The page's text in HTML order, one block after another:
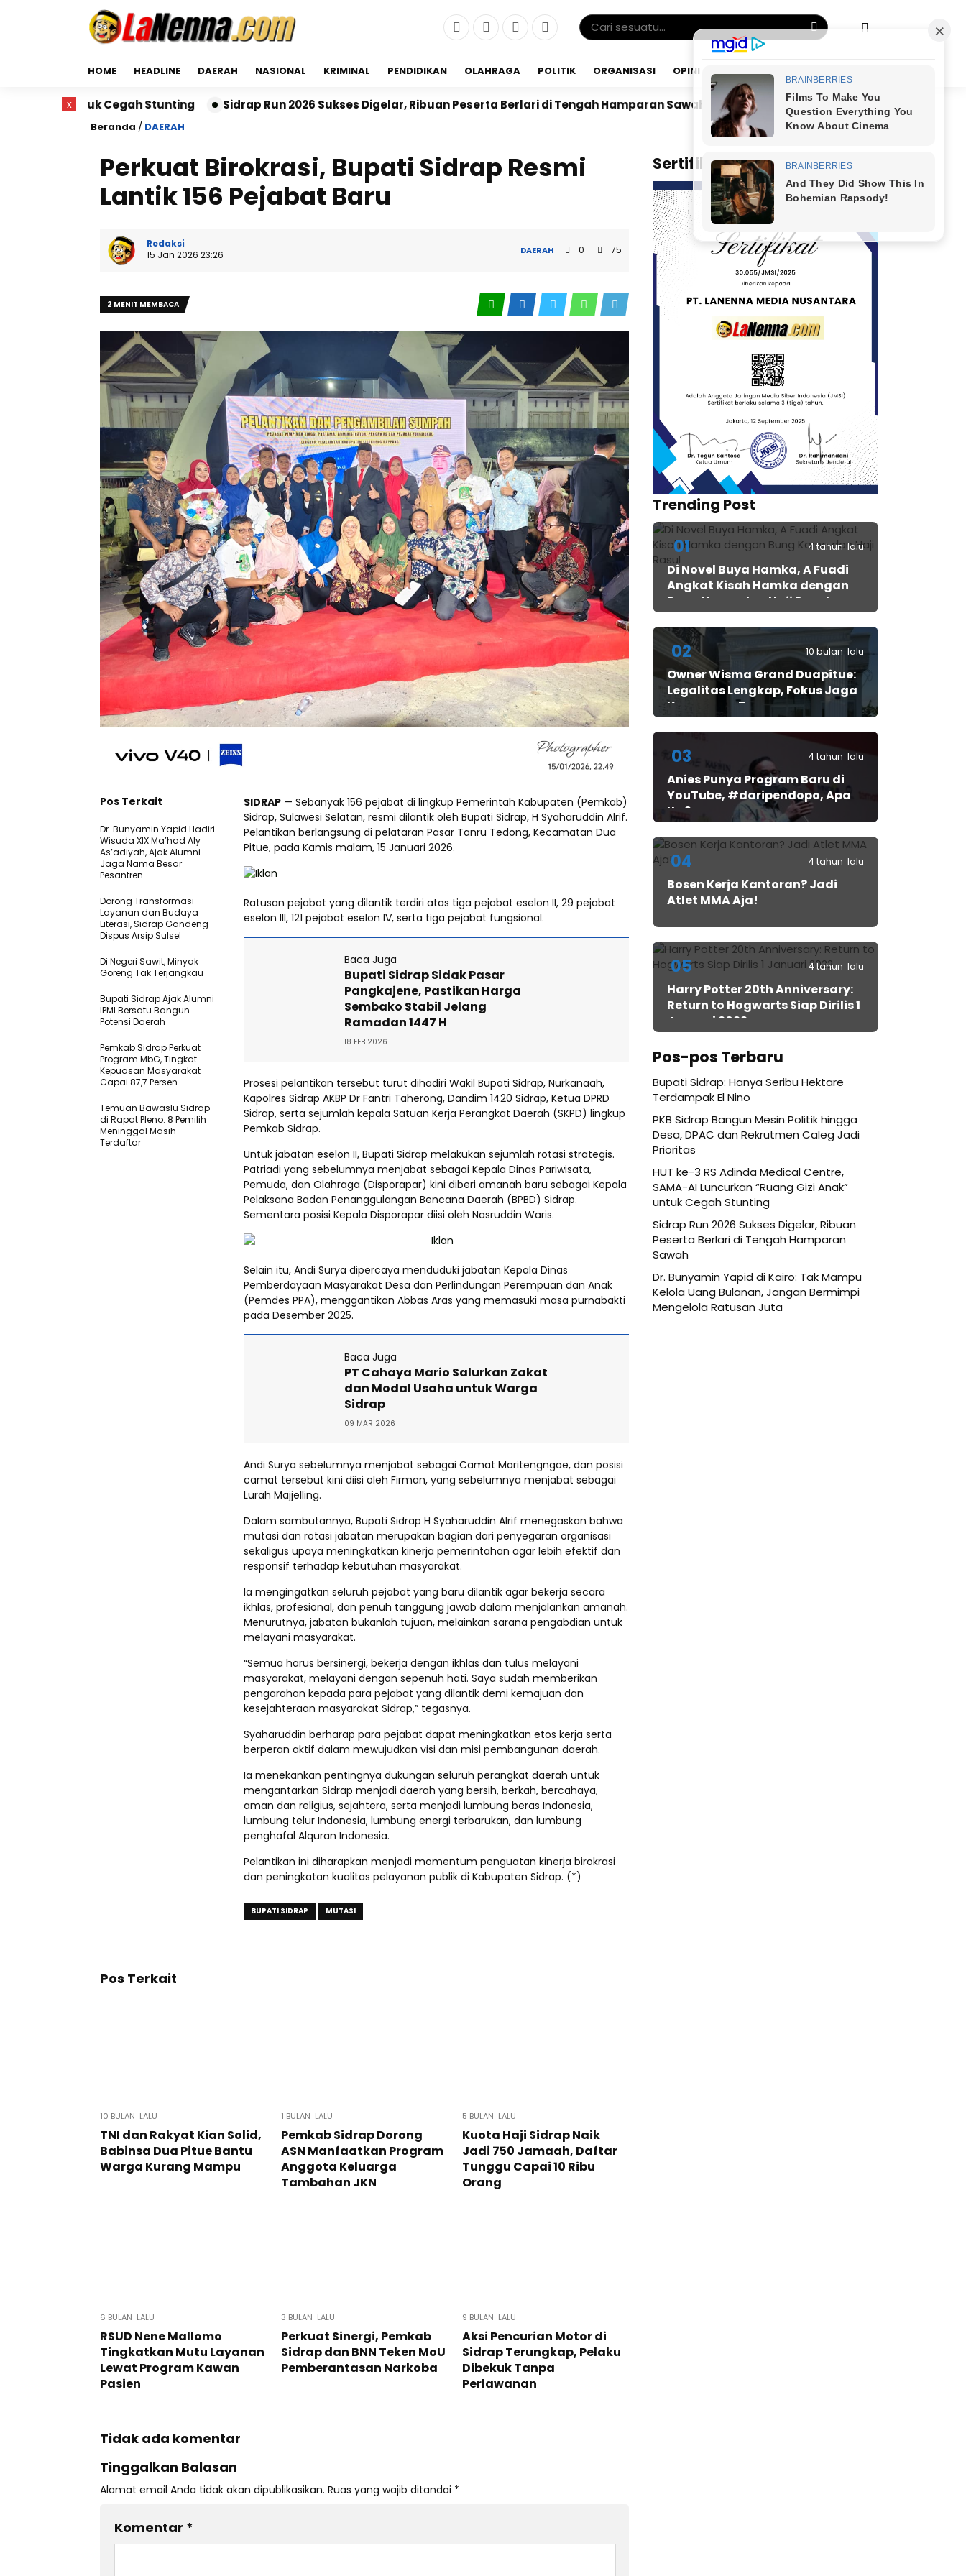
HOME HEADLINE DAERAH NASIONAL KRIMINAL PENDIDIKAN OLAHRAGA POLITIK ORGANISASI OPINI
Cegah Stunting Sidrap Run 2026 Sukses Digelar, Ribuan Peserta Berlari di Tengah Hamparan Sawah Dr. Bunyamin Yapid di Kairo: Tak Mampu Kelola
Beranda / DAERAH
Perkuat Birokrasi, Bupati Sidrap Resmi
Lantik 156 Pejabat Baru
Redaksi
15 Jan 2026 23:26
DAERAH 0 75
2 MENIT MEMBACA
SIDRAP — Sebanyak 156 pejabat di lingkup Pemerintah Kabupaten (Pemkab)
Sidrap, Sulawesi Selatan, resmi dilantik oleh Bupati Sidrap, H Syaharuddin Alrif.
Pelantikan berlangsung di pelataran Pasar Tanru Tedong, Kecamatan Dua
Pitue, pada Kamis malam, 15 Januari 2026.
Ratusan pejabat yang dilantik terdiri atas tiga pejabat eselon II, 29 pejabat
eselon III, 121 pejabat eselon IV, serta tiga pejabat fungsional.
Baca Juga
Bupati Sidrap Sidak Pasar
Pangkajene, Pastikan Harga
Sembako Stabil Jelang
Ramadan 1447 H
18 FEB 2026
Prosesi pelantikan tersebut turut dihadiri Wakil Bupati Sidrap, Nurkanaah,
Kapolres Sidrap AKBP Dr Fantri Taherong, Dandim 1420 Sidrap, Ketua DPRD
Sidrap, serta sejumlah kepala Satuan Kerja Perangkat Daerah (SKPD) lingkup
Pemkab Sidrap.
Untuk jabatan eselon II, Bupati Sidrap melakukan sejumlah rotasi strategis.
Patriadi yang sebelumnya menjabat sebagai Kepala Dinas Pariwisata,
Pemuda, dan Olahraga (Disporapar) kini diberi amanah baru sebagai Kepala
Pelaksana Badan Penanggulangan Bencana Daerah (BPBD) Sidrap.
Sementara posisi Kepala Disporapar diisi oleh Nasruddin Waris.
Selain itu, Andi Surya dipercaya menduduki jabatan Kepala Dinas
Pemberdayaan Masyarakat Desa dan Perlindungan Perempuan dan Anak
(Pemdes PPA), menggantikan Abbas Aras yang memasuki masa purnabakti
pada Desember 2025.
Baca Juga
PT Cahaya Mario Salurkan Zakat
dan Modal Usaha untuk Warga
Sidrap
09 MAR 2026
Andi Surya sebelumnya menjabat sebagai Camat Maritengngae, dan posisi
camat tersebut kini diisi oleh Firman, yang sebelumnya menjabat sebagai
Lurah Majjelling.
Dalam sambutannya, Bupati Sidrap H Syaharuddin Alrif menegaskan bahwa
mutasi dan rotasi jabatan merupakan bagian dari penyegaran organisasi
sekaligus upaya meningkatkan kinerja pemerintahan agar lebih efektif dan
responsif terhadap kebutuhan masyarakat.
Ia mengingatkan seluruh pejabat yang baru dilantik agar bekerja secara
ikhlas, profesional, dan penuh tanggung jawab dalam menjalankan amanah.
Menurutnya, jabatan bukanlah tujuan, melainkan sarana pengabdian untuk
melayani masyarakat.
“Semua harus bersinergi, bekerja dengan ikhlas dan tulus melayani
masyarakat, melayani dengan sepenuh hati. Saya sudah memberikan
pengarahan kepada para pejabat yang dilantik demi kemajuan dan
kesejahteraan masyarakat Sidrap,” tegasnya.
Syaharuddin berharap para pejabat dapat meningkatkan etos kerja serta
berperan aktif dalam mewujudkan visi dan misi pembangunan daerah.
Ia menekankan pentingnya dukungan seluruh perangkat daerah untuk
mengantarkan Sidrap menjadi daerah yang bersih, berkah, bercahaya,
aman dan religius, sejahtera, serta menjadi lumbung beras Indonesia,
lumbung telur Indonesia, lumbung energi terbarukan, dan lumbung
penghafal Alquran Indonesia.
Pelantikan ini diharapkan menjadi momentum penguatan kinerja birokrasi
dan peningkatan kualitas pelayanan publik di Kabupaten Sidrap. (*)
BUPATI SIDRAP MUTASI
Pos Terkait
Dr. Bunyamin Yapid Hadiri
Wisuda XIX Ma’had Aly
As’adiyah, Ajak Alumni
Jaga Nama Besar
Pesantren
Dorong Transformasi
Layanan dan Budaya
Literasi, Sidrap Gandeng
Dispus Arsip Sulsel
Di Negeri Sawit, Minyak
Goreng Tak Terjangkau
Bupati Sidrap Ajak Alumni
IPMI Bersatu Bangun
Potensi Daerah
Pemkab Sidrap Perkuat
Program MbG, Tingkat
Kepuasan Masyarakat
Capai 87,7 Persen
Temuan Bawaslu Sidrap
di Rapat Pleno: 8 Pemilih
Meninggal Masih
Terdaftar
Pos Terkait
10 BULAN LALU
TNI dan Rakyat Kian Solid,
Babinsa Dua Pitue Bantu
Warga Kurang Mampu
1 BULAN LALU
Pemkab Sidrap Dorong
ASN Manfaatkan Program
Anggota Keluarga
Tambahan JKN
5 BULAN LALU
Kuota Haji Sidrap Naik
Jadi 750 Jamaah, Daftar
Tunggu Capai 10 Ribu
Orang
6 BULAN LALU
RSUD Nene Mallomo
Tingkatkan Mutu Layanan
Lewat Program Kawan
Pasien
3 BULAN LALU
Perkuat Sinergi, Pemkab
Sidrap dan BNN Teken MoU
Pemberantasan Narkoba
9 BULAN LALU
Aksi Pencurian Motor di
Sidrap Terungkap, Pelaku
Dibekuk Tanpa
Perlawanan
Tidak ada komentar
Tinggalkan Balasan
Alamat email Anda tidak akan dipublikasikan. Ruas yang wajib ditandai *
Komentar *
Sertifikat JMSI
Trending Post
01 4 tahun lalu
Di Novel Buya Hamka, A Fuadi
Angkat Kisah Hamka dengan
Bung Karno dan Haji Rasul
02 10 bulan lalu
Owner Wisma Grand Duapitue:
Legalitas Lengkap, Fokus Jaga
Keamanan Tamu
03 4 tahun lalu
Anies Punya Program Baru di
YouTube, #daripendopo, Apa
Itu?
04 4 tahun lalu
Bosen Kerja Kantoran? Jadi
Atlet MMA Aja!
05 4 tahun lalu
Harry Potter 20th Anniversary:
Return to Hogwarts Siap Dirilis 1
Januari 2022
Pos-pos Terbaru
Bupati Sidrap: Hanya Seribu Hektare
Terdampak El Nino
PKB Sidrap Bangun Mesin Politik hingga
Desa, DPAC dan Rekrutmen Caleg Jadi
Prioritas
HUT ke-3 RS Adinda Medical Centre,
SAMA-AI Luncurkan “Ruang Gizi Anak”
untuk Cegah Stunting
Sidrap Run 2026 Sukses Digelar, Ribuan
Peserta Berlari di Tengah Hamparan
Sawah
Dr. Bunyamin Yapid di Kairo: Tak Mampu
Kelola Uang Bulanan, Jangan Bermimpi
Mengelola Ratusan Juta
x x